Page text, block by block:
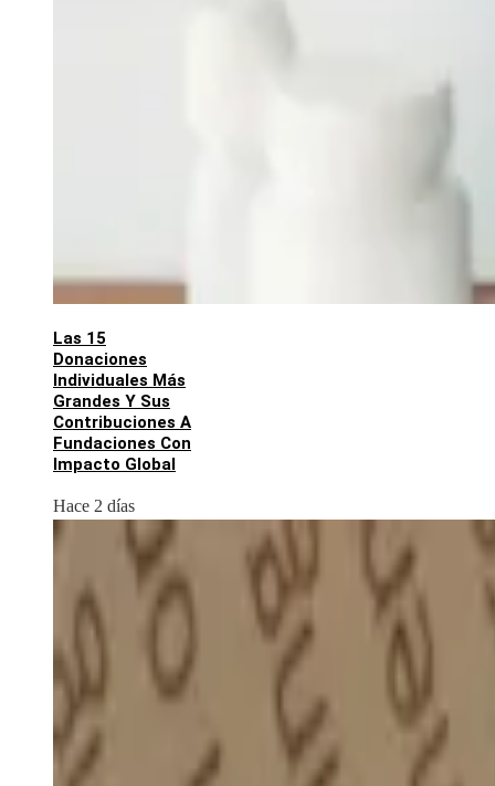
Las 15
Donaciones
Individuales Más
Grandes Y Sus
Contribuciones A
Fundaciones Con
Impacto Global
Hace 2 días